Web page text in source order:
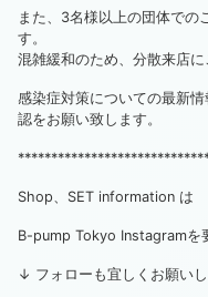
また、3名様以上の団体での
す。
混雑緩和のため、分散来店に
感染症対策についての最新
認をお願い致します。
Shop、SET information は
B-pump Tokyo Instagramを
↓ フォローも宜しくお願いし